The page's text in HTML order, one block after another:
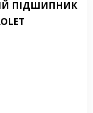
ПІДШИПНИК